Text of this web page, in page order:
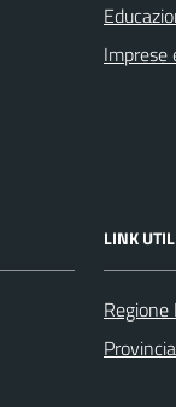
Imprese
LINK
Regione